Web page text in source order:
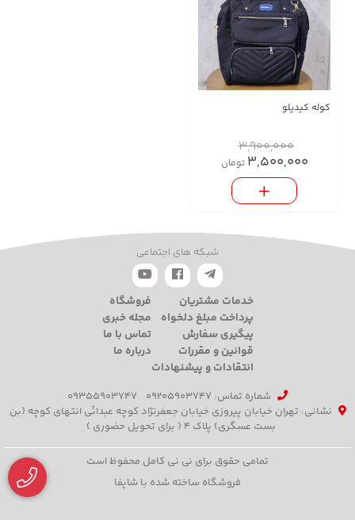
کوله کیدیلو
3,900,000
3,500,000 تومان
شبکه های اجتماعی
خدمات مشتریان
پرداخت مبلغ دلخواه
پیگیری سفارش
قوانین و مقررات
انتقادات و پیشنهادات
فروشگاه
مجله خبری
تماس با ما
درباره ما
شماره تماس‌: 09205903747
09355903747
نشانی: تهران خیابان پیروزی خیابان جعفرنژاد کوچه عبدائی انتهای کوچه (بن
بست عسگری) پلاک 4 ( برای تحویل حضوری )
تمامی حقوق برای نی نی کامل محفوظ است
فروشگاه ساخته شده با شاپفا